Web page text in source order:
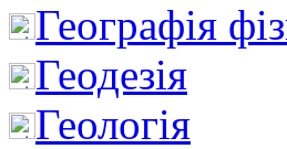
Географія
Геодезія
Геологія